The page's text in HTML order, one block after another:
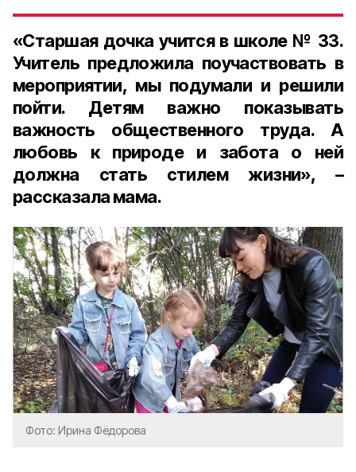
«Старшая дочка учится в школе № 33.
Учитель предложила поучаствовать в
мероприятии, мы подумали и решили
пойти. Детям важно показывать
важность общественного труда. А
любовь к природе и забота о ней
должна стать стилем жизни», –
рассказала мама.
Фото: Ирина Фёдорова